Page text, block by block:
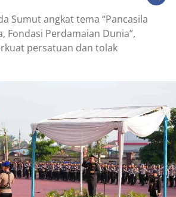
Sumut angkat tema “Pancasila
Fondasi Perdamaian Dunia”,
persatuan dan tolak